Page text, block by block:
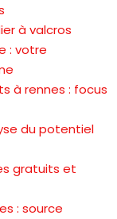
à valcros
: votre
à rennes : focus
du potentiel
gratuits et
: source